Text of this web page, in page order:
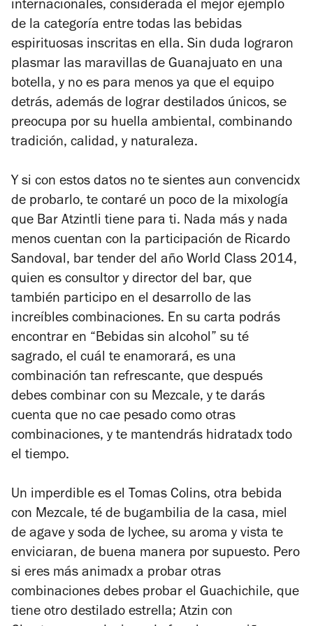
internacionales, considerada el mejor ejemplo
de la categoría entre todas las bebidas
espirituosas inscritas en ella. Sin duda lograron
plasmar las maravillas de Guanajuato en una
botella, y no es para menos ya que el equipo
detrás, además de lograr destilados únicos, se
preocupa por su huella ambiental, combinando
tradición, calidad, y naturaleza.
Y si con estos datos no te sientes aun convencidx
de probarlo, te contaré un poco de la mixología
que Bar Atzintli tiene para ti. Nada más y nada
menos cuentan con la participación de Ricardo
Sandoval, bar tender del año World Class 2014,
quien es consultor y director del bar, que
también participo en el desarrollo de las
increíbles combinaciones. En su carta podrás
encontrar en “Bebidas sin alcohol” su té
sagrado, el cuál te enamorará, es una
combinación tan refrescante, que después
debes combinar con su Mezcale, y te darás
cuenta que no cae pesado como otras
combinaciones, y te mantendrás hidratadx todo
el tiempo.
Un imperdible es el Tomas Colins, otra bebida
con Mezcale, té de bugambilia de la casa, miel
de agave y soda de lychee, su aroma y vista te
enviciaran, de buena manera por supuesto. Pero
si eres más animadx a probar otras
combinaciones debes probar el Guachichile, que
tiene otro destilado estrella; Atzin con